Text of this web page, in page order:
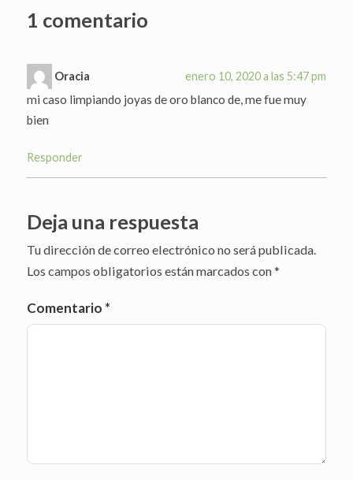
1 comentario
Oracia enero 10, 2020 a las 5:47 pm
mi caso limpiando joyas de oro blanco de, me fue muy
bien
Responder
Deja una respuesta
Tu dirección de correo electrónico no será publicada.
Los campos obligatorios están marcados con*
Comentario *